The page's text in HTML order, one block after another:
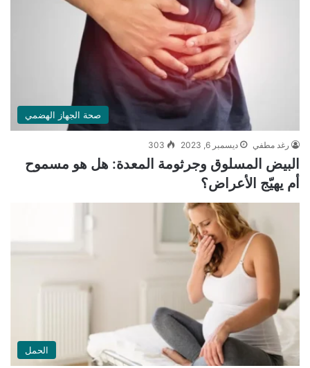
صحة الجهاز الهضمي
رغد مطفي ديسمبر 6, 2023 303
البيض المسلوق وجرثومة المعدة: هل هو مسموح
أم يهيّج الأعراض؟
الحمل